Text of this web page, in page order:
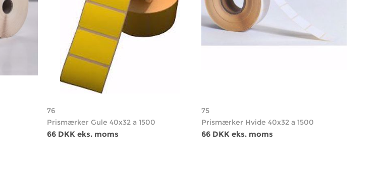
76
Prismærker Gule 40x32 a 1500
66 DKK eks. moms
75
Prismærker Hvide 40x32 a 1500
66 DKK eks. moms